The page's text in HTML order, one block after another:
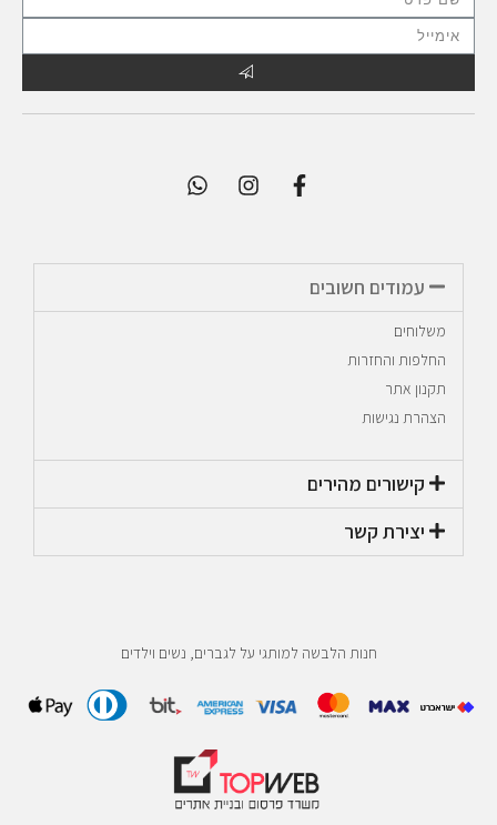
עמודים חשובים
משלוחים
החלפות והחזרות
תקנון אתר
הצהרת נגישות
קישורים מהירים​
יצירת קשר​
חנות הלבשה למותגי על לגברים, נשים וילדים